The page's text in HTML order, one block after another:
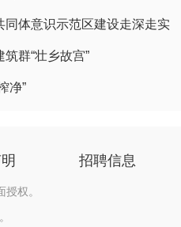
体意识示范区建设走深走实
群“壮乡故宫”
净”
招聘信息
权。